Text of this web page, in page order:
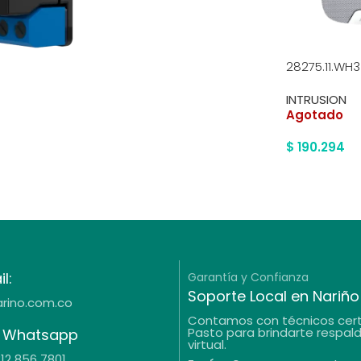
28275.11.WH3
INTRUSION
Agotado
$ 190.294
Whatsapp
Garantía y Confianza
Soporte Local en Nariño
Contamos con técnicos
Pasto para brindarte
virtual.